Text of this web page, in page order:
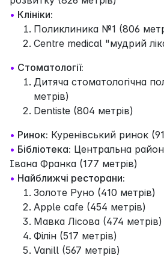
• Клініки:
Поликлиника №1 (806
Centre medical "мудрий
• Стоматології:
Дитяча стоматологічна
метрів)
Dentiste (804 метрів)
• Ринок: Куренівський ринок
• Бібліотека: Центральна
Івана Франка (177 метрів)
• Найближчі ресторани:
Золоте Руно (410 метрів)
Apple cafe (454 метрів)
Мавка Лісова (474 метрів)
Філін (517 метрів)
Vanill (567 метрів)